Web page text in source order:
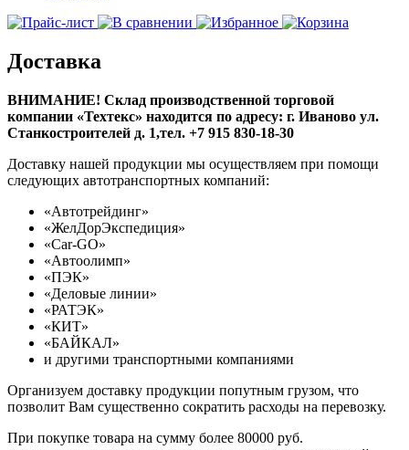
Доставка
ВНИМАНИЕ! Склад производственной торговой
компании «Техтекс» находится по адресу: г. Иваново ул.
Станкостроителей д. 1,тел. +7 915 830-18-30
Доставку нашей продукции мы осуществляем при помощи
следующих автотранспортных компаний:
«Автотрейдинг»
«ЖелДорЭкспедиция»
«Car-GO»
«Автоолимп»
«ПЭК»
«Деловые линии»
«РАТЭК»
«КИТ»
«БАЙКАЛ»
и другими транспортными компаниями
Организуем доставку продукции попутным грузом, что
позволит Вам существенно сократить расходы на перевозку.
При покупке товара на сумму более 80000 руб.